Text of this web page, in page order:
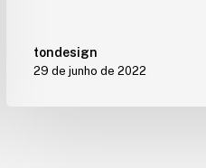
tondesign
29 de junho de 2022